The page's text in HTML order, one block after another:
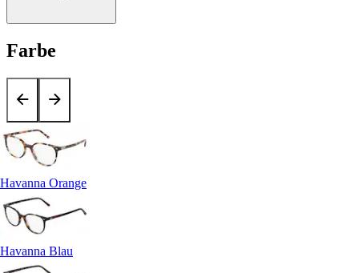
Farbe
Havanna Orange
Havanna Blau